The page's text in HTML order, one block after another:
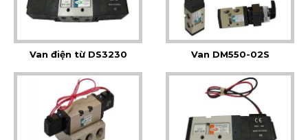
Van điện từ DS3230 Van DM550-02S